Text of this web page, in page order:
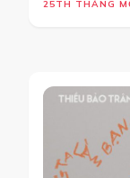
25TH THÁNG